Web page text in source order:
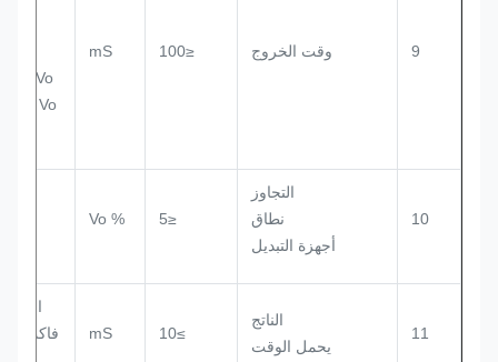
9 وقت الخروج ≤100
mS
10
التجاوز
نطاق
أجهزة التبديل
≤5
% Vo
11
الناتج
يحمل الوقت
≥10
mS
فاكت،